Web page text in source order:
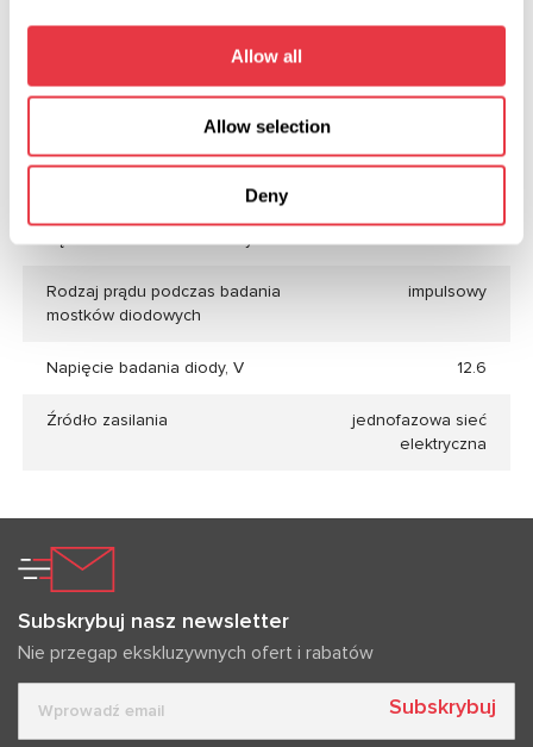
Allow all
Allow selection
Deny
Baza danych regulatorów napięcia nie
Rodzaj prądu podczas badania
mostków diodowych
impulsowy
Napięcie badania diody, V 12.6
Źródło zasilania
jednofazowa sieć
elektryczna
Subskrybuj nasz newsletter
Nie przegap ekskluzywnych ofert i rabatów
Subskrybuj